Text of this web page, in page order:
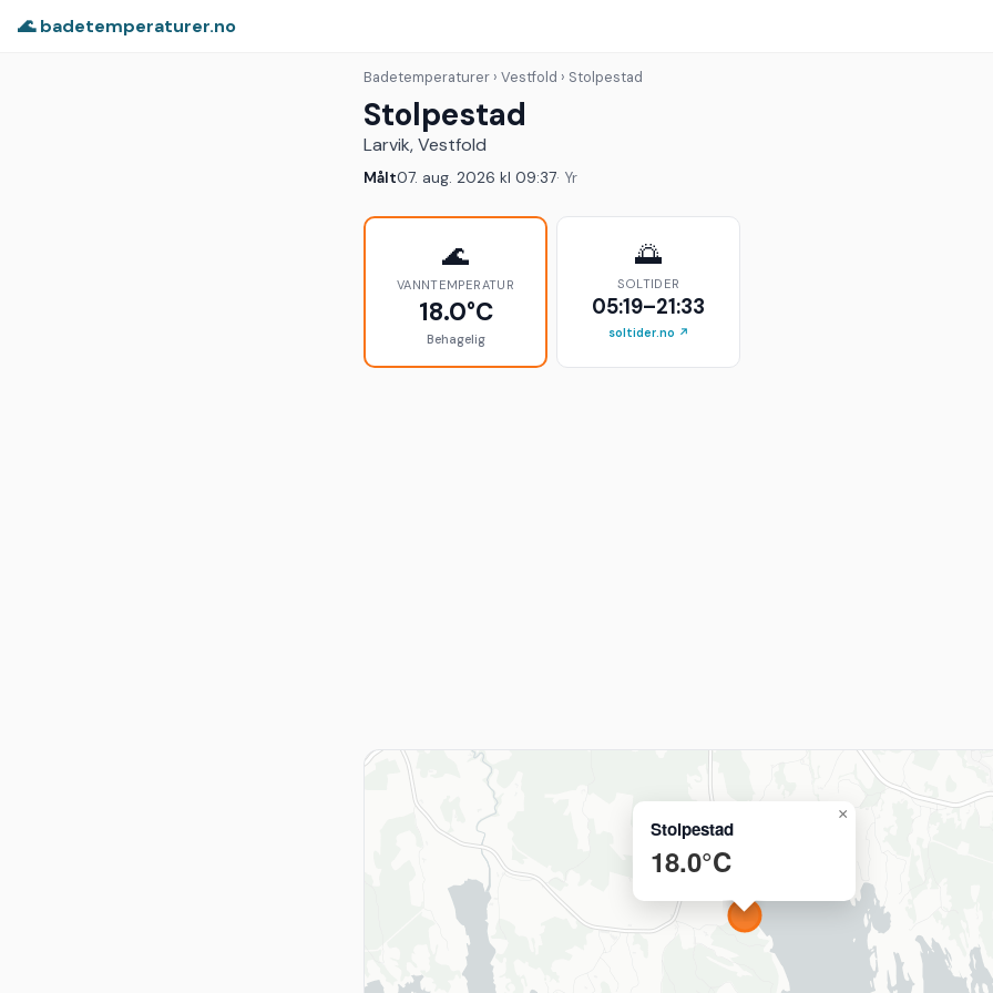
🌊 badetemperaturer.no
Badetemperaturer › Vestfold › Stolpestad
Stolpestad
Larvik, Vestfold
Målt07. aug. 2026 kl 09:37· Yr
🌊
VANNTEMPERATUR
18.0°C
Behagelig
🌅
SOLTIDER
05:19–21:33
soltider.no ↗
Stolpestad
18.0°C
×